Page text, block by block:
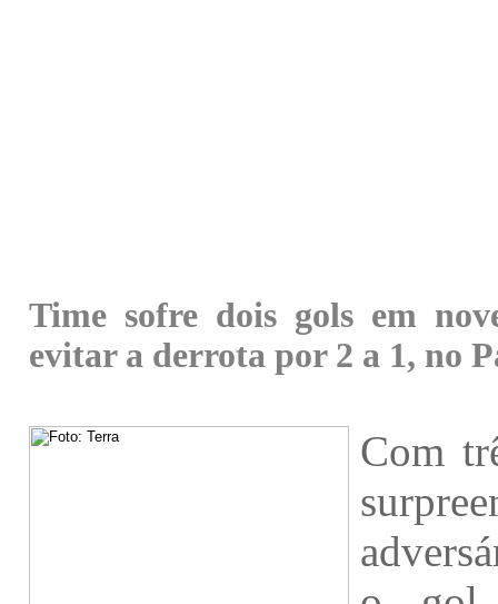
Time sofre dois gols em
evitar a derrota por 2 a 1, no
Com